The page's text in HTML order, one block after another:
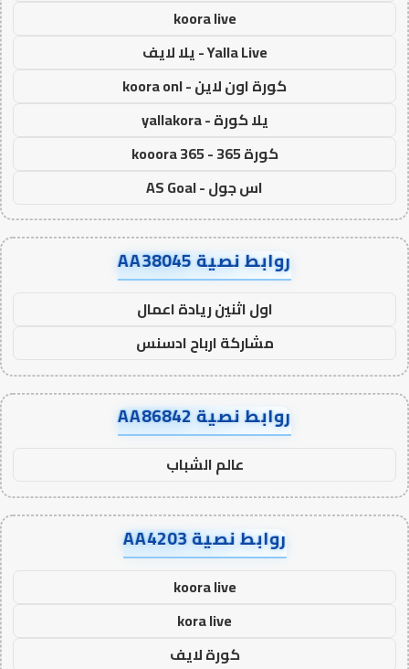
koora live
Yalla Live - يلا لايف
كورة اون لاين - koora onl
يلا كورة - yallakora
كورة 365 - kooora 365
اس جول - AS Goal
روابط نصية AA38045
اول اثنين ريادة اعمال
مشاركة ارباح ادسنس
روابط نصية AA86842
عالم الشباب
روابط نصية AA4203
koora live
kora live
كورة لايف